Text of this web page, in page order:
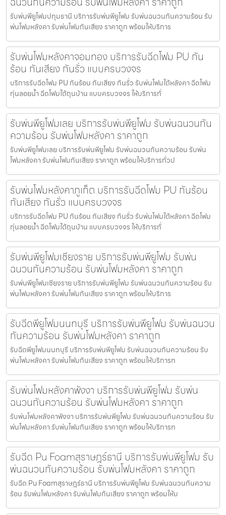
รับพ่นพียูโฟมปทุมธานี บริการรับพ่นพียูโฟม รับพ่นฉนวนกันความร้อน รับ
พ่นโฟมหลังคา รับพ่นโฟมกันเสียง ราคาถูก พร้อมให้บริการ
รับพ่นโฟมหลังคาจอมทอง บริการรับฉีดโฟม PU กัน
ร้อน กันเสียง กันรั่ว แบบครบวงจร
บริการรับฉีดโฟม PU กันร้อน กันเสียง กันรั่ว รับพ่นโฟมใต้หลังคา ฉีดโฟม
ทุ่นลอยน้ำ ฉีดโฟมใต้ถุนบ้าน แบบครบวงจร ให้บริการทั่
รับพ่นพียูโฟมเลย บริการรับพ่นพียูโฟม รับพ่นฉนวนกัน
ความร้อน รับพ่นโฟมหลังคา ราคาถูก
รับพ่นพียูโฟมเลย บริการรับพ่นพียูโฟม รับพ่นฉนวนกันความร้อน รับพ่น
โฟมหลังคา รับพ่นโฟมกันเสียง ราคาถูก พร้อมให้บริการทั่วป
รับพ่นโฟมหลังคาภูเก็ต บริการรับฉีดโฟม PU กันร้อน
กันเสียง กันรั่ว แบบครบวงจร
บริการรับฉีดโฟม PU กันร้อน กันเสียง กันรั่ว รับพ่นโฟมใต้หลังคา ฉีดโฟม
ทุ่นลอยน้ำ ฉีดโฟมใต้ถุนบ้าน แบบครบวงจร ให้บริการทั่
รับพ่นพียูโฟมเชียงราย บริการรับพ่นพียูโฟม รับพ่น
ฉนวนกันความร้อน รับพ่นโฟมหลังคา ราคาถูก
รับพ่นพียูโฟมเชียงราย บริการรับพ่นพียูโฟม รับพ่นฉนวนกันความร้อน รับ
พ่นโฟมหลังคา รับพ่นโฟมกันเสียง ราคาถูก พร้อมให้บริการ
รับฉีดพียูโฟมนนทบุรี บริการรับพ่นพียูโฟม รับพ่นฉนวน
กันความร้อน รับพ่นโฟมหลังคา ราคาถูก
รับฉีดพียูโฟมนนทบุรี บริการรับพ่นพียูโฟม รับพ่นฉนวนกันความร้อน รับ
พ่นโฟมหลังคา รับพ่นโฟมกันเสียง ราคาถูก พร้อมให้บริการท
รับพ่นโฟมหลังคาพังงา บริการรับพ่นพียูโฟม รับพ่น
ฉนวนกันความร้อน รับพ่นโฟมหลังคา ราคาถูก
รับพ่นโฟมหลังคาพังงา บริการรับพ่นพียูโฟม รับพ่นฉนวนกันความร้อน รับ
พ่นโฟมหลังคา รับพ่นโฟมกันเสียง ราคาถูก พร้อมให้บริการท
รับฉีด Pu Foamสุราษฎร์ธานี บริการรับพ่นพียูโฟม รับ
พ่นฉนวนกันความร้อน รับพ่นโฟมหลังคา ราคาถูก
รับฉีด Pu Foamสุราษฎร์ธานี บริการรับพ่นพียูโฟม รับพ่นฉนวนกันความ
ร้อน รับพ่นโฟมหลังคา รับพ่นโฟมกันเสียง ราคาถูก พร้อมให้บ